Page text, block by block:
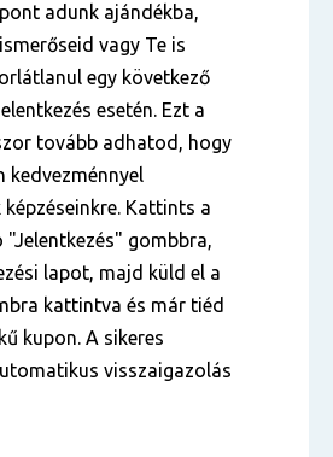
adunk ajándékba,
vagy Te is
egy következő
esetén. Ezt a
tovább adhatod, hogy
kedvezménnyel
képzéseinkre. Kattints a
gombbra,
lapot, majd küld el a
kattintva és már tiéd
kupon. A sikeres
visszaigazolás